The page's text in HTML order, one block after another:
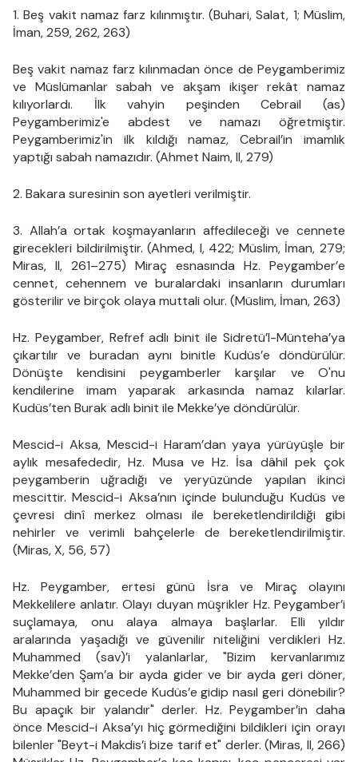
1. Beş vakit namaz farz kılınmıştır. (Buhari, Salat, 1; Müslim,
İman, 259, 262, 263)
Beş vakit namaz farz kılınmadan önce de Peygamberimiz
ve Müslümanlar sabah ve akşam ikişer rekât namaz
kılıyorlardı. İlk vahyin peşinden Cebrail (as)
Peygamberimiz'e abdest ve namazı öğretmiştir.
Peygamberimiz'in ilk kıldığı namaz, Cebrail’in imamlık
yaptığı sabah namazıdır. (Ahmet Naim, II, 279)
2. Bakara suresinin son ayetleri verilmiştir.
3. Allah’a ortak koşmayanların affedileceği ve cennete
girecekleri bildirilmiştir. (Ahmed, I, 422; Müslim, İman, 279;
Miras, II, 261–275) Miraç esnasında Hz. Peygamber’e
cennet, cehennem ve buralardaki insanların durumları
gösterilir ve birçok olaya muttali olur. (Müslim, İman, 263)
Hz. Peygamber, Refref adlı binit ile Sidretü’l-Münteha’ya
çıkartılır ve buradan aynı binitle Kudüs’e döndürülür.
Dönüşte kendisini peygamberler karşılar ve O'nu
kendilerine imam yaparak arkasında namaz kılarlar.
Kudüs’ten Burak adlı binit ile Mekke’ye döndürülür.
Mescid-i Aksa, Mescid-i Haram’dan yaya yürüyüşle bir
aylık mesafededir, Hz. Musa ve Hz. İsa dâhil pek çok
peygamberin uğradığı ve yeryüzünde yapılan ikinci
mescittir. Mescid-i Aksa’nın içinde bulunduğu Kudüs ve
çevresi dinî merkez olması ile bereketlendirildiği gibi
nehirler ve verimli bahçelerle de bereketlendirilmiştir.
(Miras, X, 56, 57)
Hz. Peygamber, ertesi günü İsra ve Miraç olayını
Mekkelilere anlatır. Olayı duyan müşrikler Hz. Peygamber’i
suçlamaya, onu alaya almaya başlarlar. Elli yıldır
aralarında yaşadığı ve güvenilir niteliğini verdikleri Hz.
Muhammed (sav)’i yalanlarlar, "Bizim kervanlarımız
Mekke’den Şam’a bir ayda gider ve bir ayda geri döner,
Muhammed bir gecede Kudüs’e gidip nasıl geri dönebilir?
Bu apaçık bir yalandır" derler. Hz. Peygamber’in daha
önce Mescid-i Aksa’yı hiç görmediğini bildikleri için orayı
bilenler "Beyt-i Makdis’i bize tarif et" derler. (Miras, II, 266)